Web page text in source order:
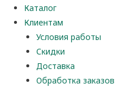
Каталог
Клиентам
Условия работы
Скидки
Доставка
Обработка заказов